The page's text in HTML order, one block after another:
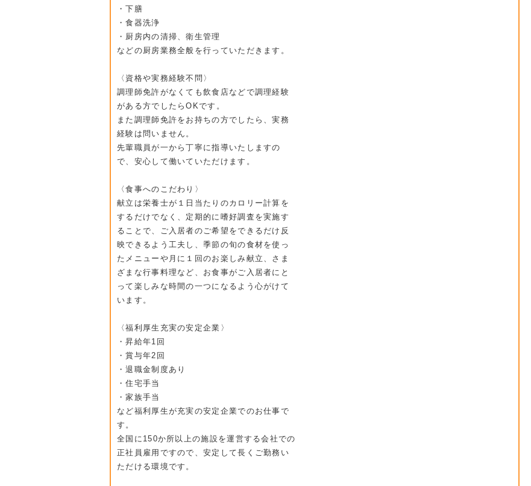
・下膳
・食器洗浄
・厨房内の清掃、衛生管理
などの厨房業務全般を行っていただきます。
〈資格や実務経験不問〉
調理師免許がなくても飲食店などで調理経験
がある方でしたらOKです。
また調理師免許をお持ちの方でしたら、実務
経験は問いません。
先輩職員が一から丁寧に指導いたしますの
で、安心して働いていただけます。
〈食事へのこだわり〉
献立は栄養士が１日当たりのカロリー計算を
するだけでなく、定期的に嗜好調査を実施す
ることで、ご入居者のご希望をできるだけ反
映できるよう工夫し、季節の旬の食材を使っ
たメニューや月に１回のお楽しみ献立、さま
ざまな行事料理など、お食事がご入居者にと
って楽しみな時間の一つになるよう心がけて
います。
〈福利厚生充実の安定企業〉
・昇給年1回
・賞与年2回
・退職金制度あり
・住宅手当
・家族手当
など福利厚生が充実の安定企業でのお仕事で
す。
全国に150か所以上の施設を運営する会社での
正社員雇用ですので、安定して長くご勤務い
ただける環境です。